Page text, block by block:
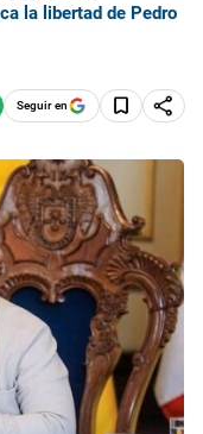
la libertad de Pedro
Seguir en